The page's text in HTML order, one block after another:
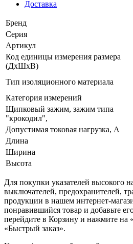
Доставка
Бренд
Серия
Артикул
Код единицы измерения размера
(ДхШхВ)
Тип изоляционного материала
Категория измерений
Щипковый зажим, зажим типа
"крокодил",
Допустимая токовая нагрузка, А
Длина
Ширина
Высота
Для покупки указателей высокого
выключателей, предохранителей,
продукции в нашем интернет-
понравившийся товар и добавьте
перейдите в Корзину и нажмите на
«Быстрый заказ».